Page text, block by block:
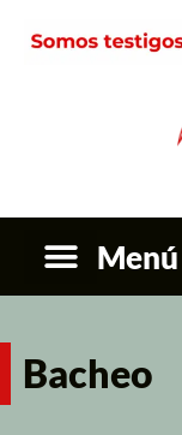
Menú
Bacheo